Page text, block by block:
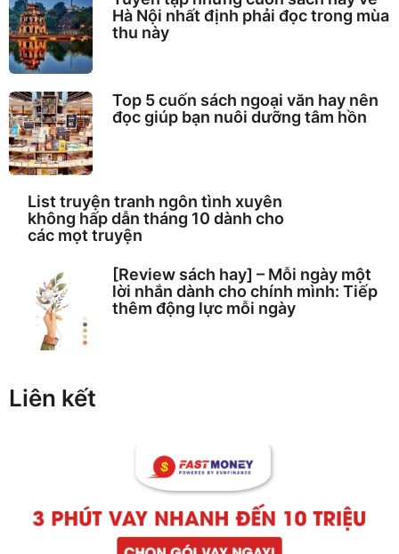
Hà Nội nhất định phải đọc trong mùa
thu này
Top 5 cuốn sách ngoại văn hay nên
đọc giúp bạn nuôi dưỡng tâm hồn
List truyện tranh ngôn tình xuyên
không hấp dẫn tháng 10 dành cho
các mọt truyện
[Review sách hay] – Mỗi ngày một
lời nhắn dành cho chính mình: Tiếp
thêm động lực mỗi ngày
Liên kết